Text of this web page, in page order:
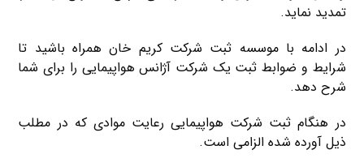
تمدید نماید.
در ادامه با موسسه ثبت شرکت کریم خان همراه باشید تا
شرایط و ضوابط ثبت یک شرکت آژانس هواپیمایی را برای شما
شرح دهد.
در هنگام ثبت شرکت هواپیمایی رعایت موادی که در مطلب
ذیل آورده شده الزامی است.